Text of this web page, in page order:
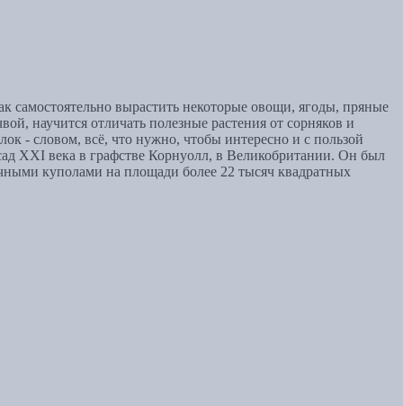
самостоятельно вырастить некоторые овощи, ягоды, пряные
научится отличать полезные растения от сорняков и
- словом, всё, что нужно, чтобы интересно и с пользой
XXI века в графстве Корнуолл, в Великобритании. Он был
куполами на площади более 22 тысяч квадратных